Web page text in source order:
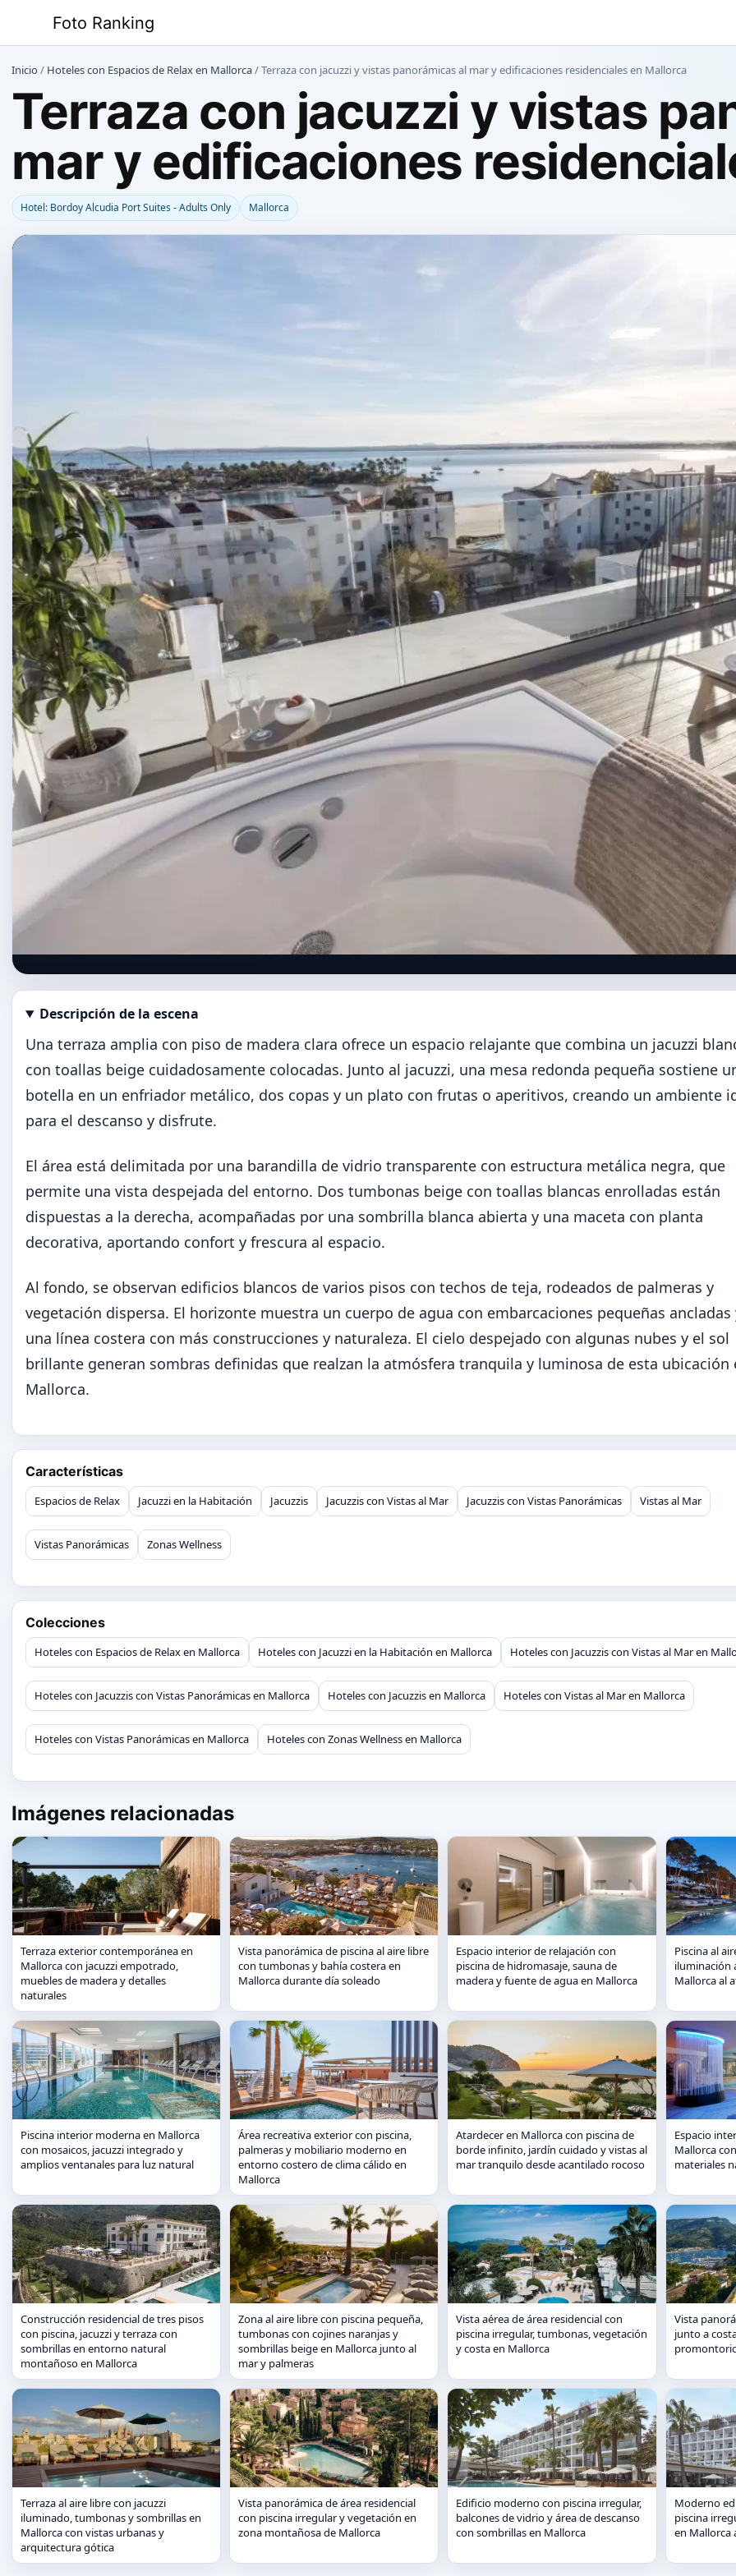
contenido
Foto Ranking
Inicio/ Hoteles con Espacios de Relax en Mallorca/Terraza con jacuzzi y vistas panorámicas al mar y edificaciones residenciales en Mallorca
Terraza con jacuzzi y vistas
mar y edificaciones
Hotel: Bordoy Alcudia Port Suites - Adults Only Mallorca
Abrir imagen en tamaño completo
Descripción de la escena
Una terraza amplia con piso de madera clara ofrece un espacio relajante que combina un jacuzzi
con toallas beige cuidadosamente colocadas. Junto al jacuzzi, una mesa redonda pequeña sostiene
botella en un enfriador metálico, dos copas y un plato con frutas o aperitivos, creando un ambiente
para el descanso y disfrute.
El área está delimitada por una barandilla de vidrio transparente con estructura metálica negra, que
permite una vista despejada del entorno. Dos tumbonas beige con toallas blancas enrolladas están
dispuestas a la derecha, acompañadas por una sombrilla blanca abierta y una maceta con planta
decorativa, aportando confort y frescura al espacio.
Al fondo, se observan edificios blancos de varios pisos con techos de teja, rodeados de palmeras y
vegetación dispersa. El horizonte muestra un cuerpo de agua con embarcaciones pequeñas ancladas
una línea costera con más construcciones y naturaleza. El cielo despejado con algunas nubes y el sol
brillante generan sombras definidas que realzan la atmósfera tranquila y luminosa de esta ubicación
Mallorca.
Características
Espacios de Relax Jacuzzi en la Habitación Jacuzzis Jacuzzis con Vistas al Mar Jacuzzis con Vistas Panorámicas Vistas al Mar
Vistas Panorámicas Zonas Wellness
Colecciones
Hoteles con Espacios de Relax en Mallorca Hoteles con Jacuzzi en la Habitación en Mallorca Hoteles con Jacuzzis con Vistas al Mar en
Hoteles con Jacuzzis con Vistas Panorámicas en Mallorca Hoteles con Jacuzzis en Mallorca Hoteles con Vistas al Mar en Mallorca
Hoteles con Vistas Panorámicas en Mallorca Hoteles con Zonas Wellness en Mallorca
Imágenes relacionadas
Terraza exterior contemporánea en
Mallorca con jacuzzi empotrado,
muebles de madera y detalles
naturales
Vista panorámica de piscina al aire libre
con tumbonas y bahía costera en
Mallorca durante día soleado
Espacio interior de relajación con
piscina de hidromasaje, sauna de
madera y fuente de agua en Mallorca
Piscina al
iluminación
Mallorca al
Piscina interior moderna en Mallorca
con mosaicos, jacuzzi integrado y
amplios ventanales para luz natural
Área recreativa exterior con piscina,
palmeras y mobiliario moderno en
entorno costero de clima cálido en
Mallorca
Atardecer en Mallorca con piscina de
borde infinito, jardín cuidado y vistas al
mar tranquilo desde acantilado rocoso
Espacio
Mallorca
materiales
Construcción residencial de tres pisos
con piscina, jacuzzi y terraza con
sombrillas en entorno natural
montañoso en Mallorca
Zona al aire libre con piscina pequeña,
tumbonas con cojines naranjas y
sombrillas beige en Mallorca junto al
mar y palmeras
Vista aérea de área residencial con
piscina irregular, tumbonas, vegetación
y costa en Mallorca
Vista
junto a
Terraza al aire libre con jacuzzi
iluminado, tumbonas y sombrillas en
Mallorca con vistas urbanas y
arquitectura gótica
Vista panorámica de área residencial
con piscina irregular y vegetación en
zona montañosa de Mallorca
Edificio moderno con piscina irregular,
balcones de vidrio y área de descanso
con sombrillas en Mallorca
Moderno
piscina
en Mallorca